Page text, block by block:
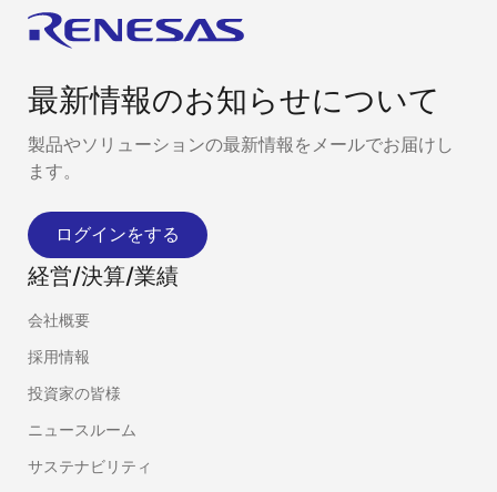
最新情報のお知らせについて
製品やソリューションの最新情報をメールでお届けし
ます。
ログインをする
経営/決算/業績
会社概要
採用情報
投資家の皆様
ニュースルーム
サステナビリティ